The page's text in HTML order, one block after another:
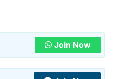
Join Now